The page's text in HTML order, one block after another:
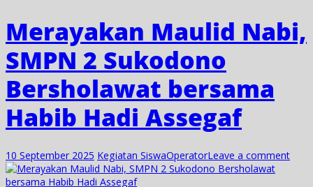
Merayakan Maulid Nabi,
SMPN 2 Sukodono
Bersholawat bersama
Habib Hadi Assegaf
10 September 2025 Kegiatan SiswaOperatorLeave a comment